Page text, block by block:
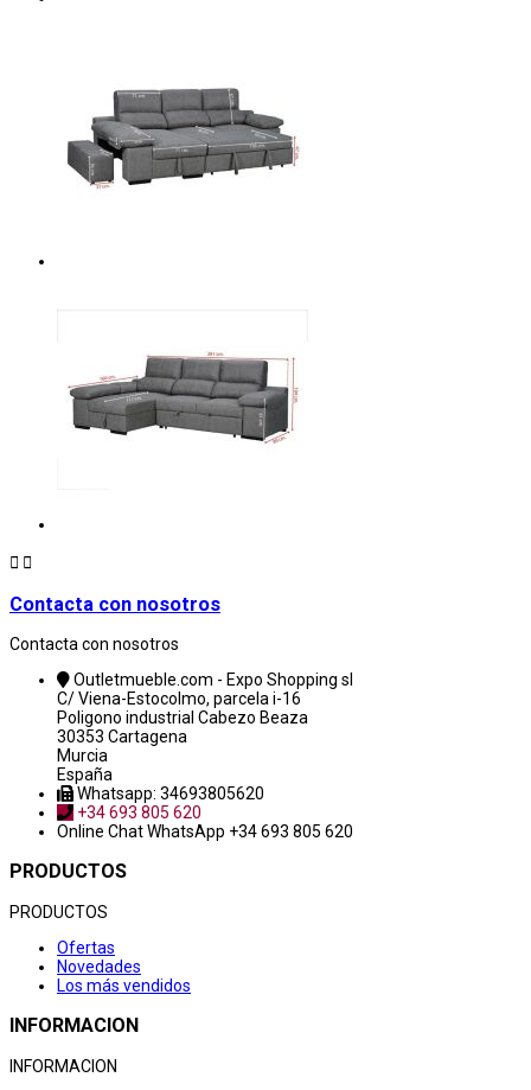
 
Contacta con nosotros
Contacta con nosotros
Outletmueble.com - Expo Shopping sl
C/ Viena-Estocolmo, parcela i-16
Poligono industrial Cabezo Beaza
30353 Cartagena
Murcia
España
Whatsapp: 34693805620
+34 693 805 620
Online ChatWhatsApp +34 693 805 620
PRODUCTOS
PRODUCTOS
Ofertas
Novedades
Los más vendidos
INFORMACION
INFORMACION